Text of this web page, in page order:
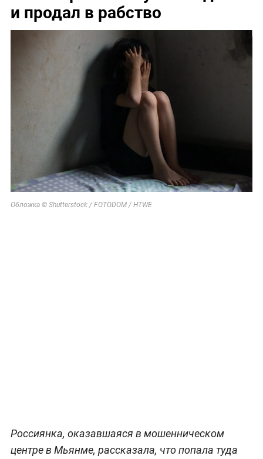
и продал в рабство
Обложка © Shutterstock / FOTODOM / HTWE
Россиянка, оказавшаяся в мошенническом
центре в Мьянме, рассказала, что попала туда